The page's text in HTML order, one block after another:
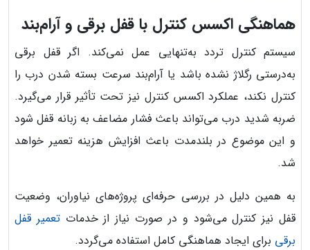
هماهنگی اکسس کنترل با قفل برقی و آرام‌بند
سیستم کنترل تردد به‌تنهایی عمل نمی‌کند. اگر قفل برقی
به‌درستی رگلاژ نشده باشد یا آرام‌بند سرعت بسته شدن درب را
کنترل نکند، عملکرد اکسس کنترل نیز تحت تأثیر قرار می‌گیرد.
ضربه شدید درب می‌تواند باعث فشار مضاعف به زبانه قفل شود
و این موضوع در بلندمدت باعث افزایش هزینه تعمیر خواهد
شد.
به همین دلیل در بررسی حرفه‌ای پروژه‌های نیاوران، وضعیت
قفل نیز کنترل می‌شود و در صورت نیاز از خدماتتعمیر قفل
برقی برای ایجاد هماهنگی کامل استفاده می‌گردد.